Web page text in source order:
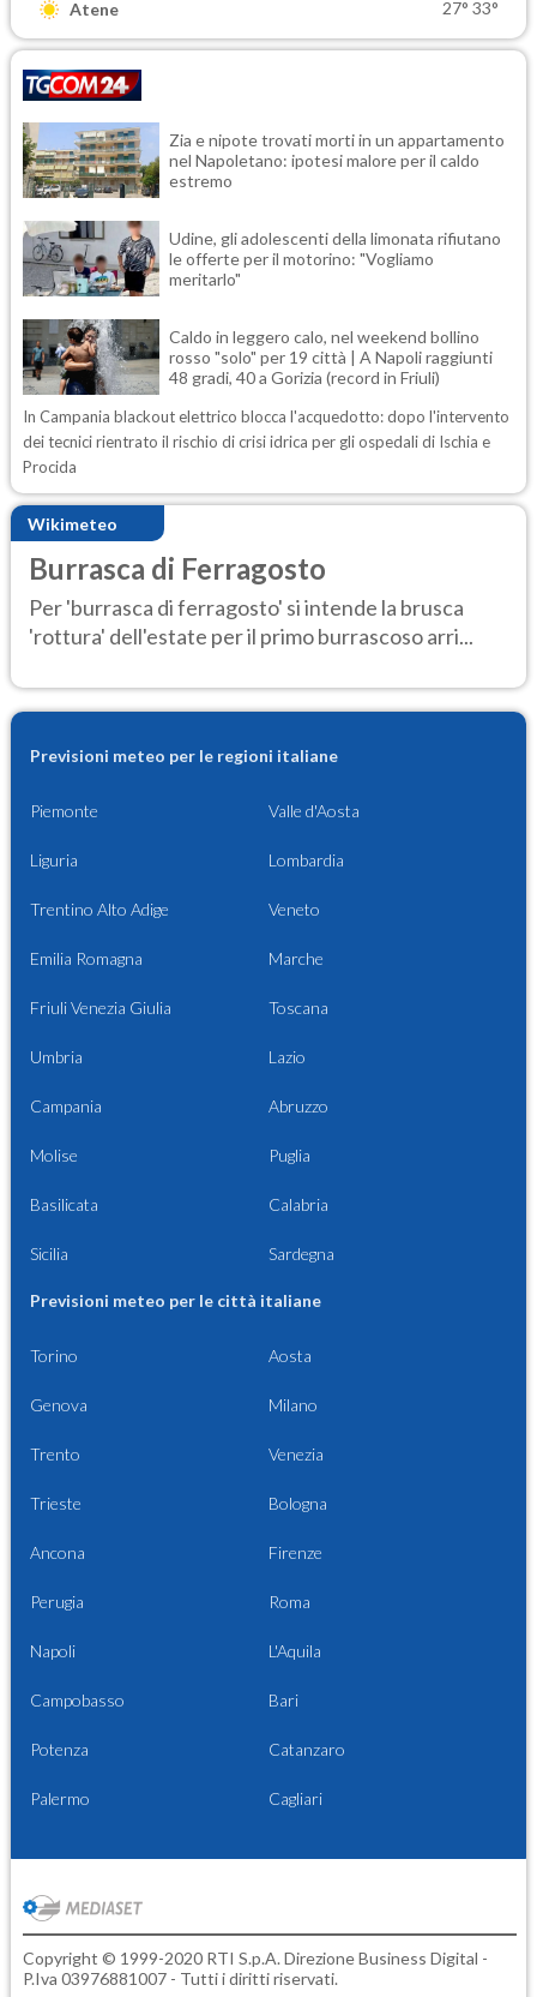
Atene 27° 33°
Zia e nipote trovati morti in un appartamento
nel Napoletano: ipotesi malore per il caldo
estremo
Udine, gli adolescenti della limonata rifiutano
le offerte per il motorino: "Vogliamo
meritarlo"
Caldo in leggero calo, nel weekend bollino
rosso "solo" per 19 città | A Napoli raggiunti
48 gradi, 40 a Gorizia (record in Friuli)
In Campania blackout elettrico blocca l'acquedotto: dopo l'intervento
dei tecnici rientrato il rischio di crisi idrica per gli ospedali di Ischia e
Procida
Wikimeteo
Burrasca di Ferragosto
Per 'burrasca di ferragosto' si intende la brusca
'rottura' dell'estate per il primo burrascoso arri...
Previsioni meteo per le regioni italiane
Piemonte Valle d'Aosta
Liguria Lombardia
Trentino Alto Adige Veneto
Emilia Romagna Marche
Friuli Venezia Giulia Toscana
Umbria Lazio
Campania Abruzzo
Molise Puglia
Basilicata Calabria
Sicilia Sardegna
Previsioni meteo per le città italiane
Torino Aosta
Genova Milano
Trento Venezia
Trieste Bologna
Ancona Firenze
Perugia Roma
Napoli L'Aquila
Campobasso Bari
Potenza Catanzaro
Palermo Cagliari
Copyright © 1999-2020 RTI S.p.A. Direzione Business Digital -
P.Iva 03976881007 - Tutti i diritti riservati.